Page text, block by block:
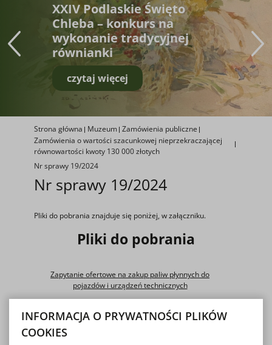
XXIV Podlaskie Święto
Chleba – konkurs na
wykonanie tradycyjnej
równianki
czytaj więcej
Strona główna Muzeum Zamówienia publiczne
Zamówienia o wartości szacunkowej nieprzekraczającej
równowartości kwoty 130 000 złotych
Nr sprawy 19/2024
Nr sprawy 19/2024
Pliki do pobrania znajduje się poniżej, w załączniku.
Pliki do pobrania
Zapytanie ofertowe na zakup paliw płynnych do
pojazdów i urządzeń technicznych
PLIK DOC, 157 KB pobierz
INFORMACJA O PRYWATNOŚCI PLIKÓW
COOKIES